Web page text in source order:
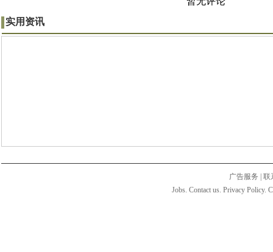
实用资讯
广告服务
联
Jobs. Contact us. Privacy Policy.